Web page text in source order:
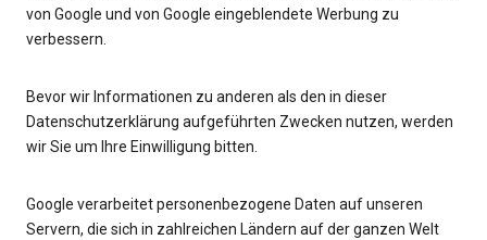
von Google und von Google eingeblendete Werbung zu
verbessern.
Bevor wir Informationen zu anderen als den in dieser
Datenschutzerklärung aufgeführten Zwecken nutzen, werden
wir Sie um Ihre Einwilligung bitten.
Google verarbeitet personenbezogene Daten auf unseren
Servern, die sich in zahlreichen Ländern auf der ganzen Welt